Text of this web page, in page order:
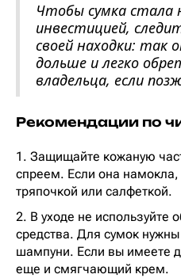
Чтобы сумка
инвестицией,
своей находки: так
дольше и легко
владельца, если
Рекомендации по
1. Защищайте кожаную
спреем. Если она намокла,
тряпочкой или салфеткой.
2. В уходе не используйте
средства. Для сумок
шампуни. Если вы имеете
еще и смягчающий крем.